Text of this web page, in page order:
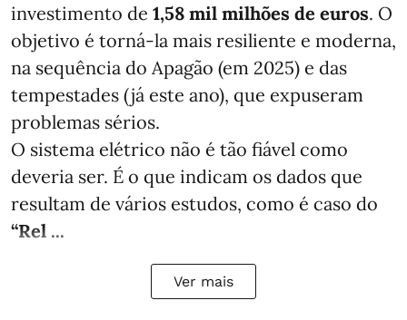
investimento de 1,58 mil milhões de euros. O
objetivo é torná-la mais resiliente e moderna,
na sequência do Apagão (em 2025) e das
tempestades (já este ano), que expuseram
problemas sérios.
O sistema elétrico não é tão fiável como
deveria ser. É o que indicam os dados que
resultam de vários estudos, como é caso do
“Rel ...
Ver mais